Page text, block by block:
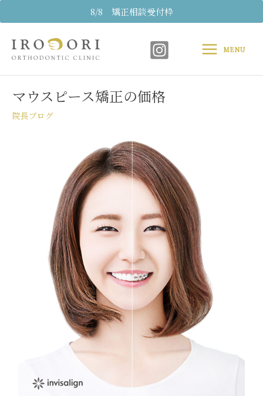
8/8 矯正相談受付枠
容
MenuMENU
マウスピース矯正の価格
院長ブログ